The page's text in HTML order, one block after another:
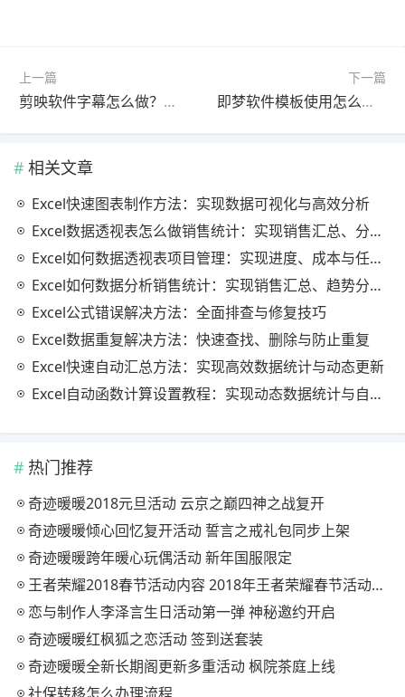
上一篇
剪映软件字幕怎么做？官方最新版问题解决教程（最新方法）
下一篇
即梦软件模板使用怎么做？最新更新版完整指南（新手必看）
相关文章
Excel快速图表制作方法：实现数据可视化与高效分析
Excel数据透视表怎么做销售统计：实现销售汇总、分析与动态监控
Excel如何数据透视表项目管理：实现进度、成本与任务的高效分析
Excel如何数据分析销售统计：实现销售汇总、趋势分析与业绩优化
Excel公式错误解决方法：全面排查与修复技巧
Excel数据重复解决方法：快速查找、删除与防止重复
Excel快速自动汇总方法：实现高效数据统计与动态更新
Excel自动函数计算设置教程：实现动态数据统计与自动更新
热门推荐
奇迹暖暖2018元旦活动 云京之巅四神之战复开
奇迹暖暖倾心回忆复开活动 誓言之戒礼包同步上架
奇迹暖暖跨年暖心玩偶活动 新年国服限定
王者荣耀2018春节活动内容 2018年王者荣耀春节活动大全
恋与制作人李泽言生日活动第一弹 神秘邀约开启
奇迹暖暖红枫狐之恋活动 签到送套装
奇迹暖暖全新长期阁更新多重活动 枫院茶庭上线